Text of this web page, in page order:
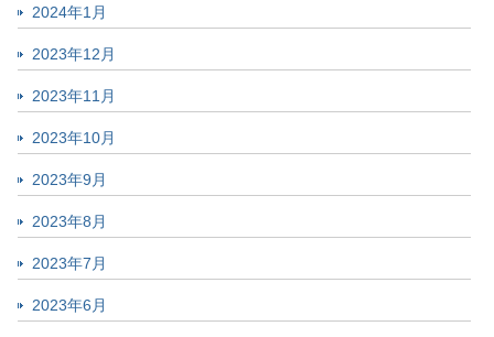
2024年1月
2023年12月
2023年11月
2023年10月
2023年9月
2023年8月
2023年7月
2023年6月